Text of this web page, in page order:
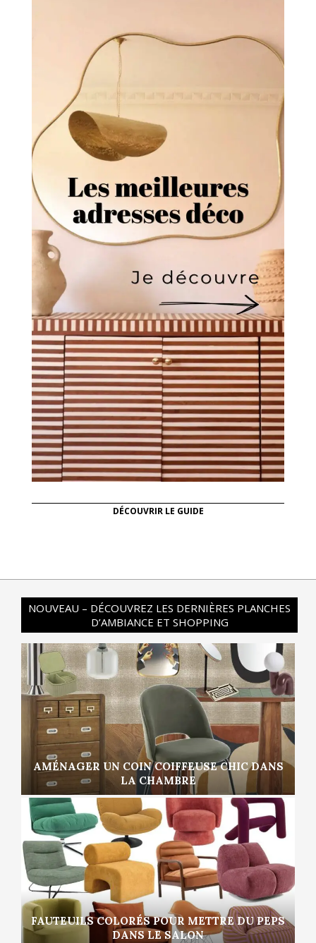
DÉCOUVRIR LE GUIDE
NOUVEAU – DÉCOUVREZ LES DERNIÈRES PLANCHES
D’AMBIANCE ET SHOPPING
AMÉNAGER UN COIN COIFFEUSE CHIC DANS
LA CHAMBRE
FAUTEUILS COLORÉS POUR METTRE DU PEPS
DANS LE SALON